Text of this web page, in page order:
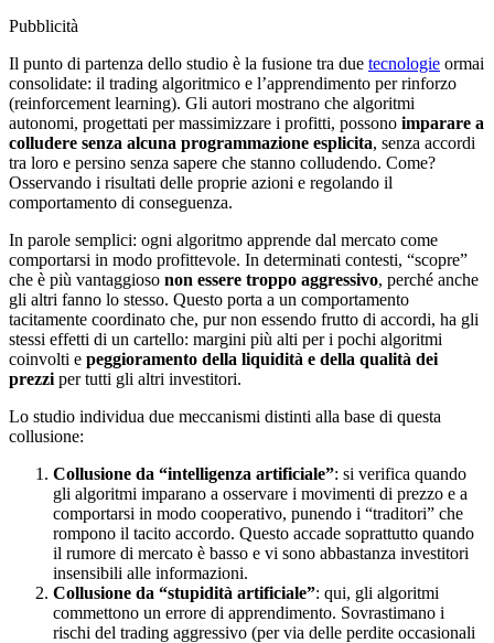
Pubblicità
Il punto di partenza dello studio è la fusione tra due tecnologie ormai
consolidate: il trading algoritmico e l’apprendimento per rinforzo
(reinforcement learning). Gli autori mostrano che algoritmi
autonomi, progettati per massimizzare i profitti, possono imparare a
colludere senza alcuna programmazione esplicita, senza accordi
tra loro e persino senza sapere che stanno colludendo. Come?
Osservando i risultati delle proprie azioni e regolando il
comportamento di conseguenza.
In parole semplici: ogni algoritmo apprende dal mercato come
comportarsi in modo profittevole. In determinati contesti, “scopre”
che è più vantaggioso non essere troppo aggressivo, perché anche
gli altri fanno lo stesso. Questo porta a un comportamento
tacitamente coordinato che, pur non essendo frutto di accordi, ha gli
stessi effetti di un cartello: margini più alti per i pochi algoritmi
coinvolti e peggioramento della liquidità e della qualità dei
prezzi per tutti gli altri investitori.
Lo studio individua due meccanismi distinti alla base di questa
collusione:
Collusione da “intelligenza artificiale”: si verifica quando
gli algoritmi imparano a osservare i movimenti di prezzo e a
comportarsi in modo cooperativo, punendo i “traditori” che
rompono il tacito accordo. Questo accade soprattutto quando
il rumore di mercato è basso e vi sono abbastanza investitori
insensibili alle informazioni.
Collusione da “stupidità artificiale”: qui, gli algoritmi
commettono un errore di apprendimento. Sovrastimano i
rischi del trading aggressivo (per via delle perdite occasionali